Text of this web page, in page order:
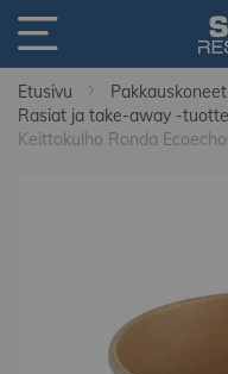
Etusivu
Rasiat ja take-away -
Keittokulho Ronda